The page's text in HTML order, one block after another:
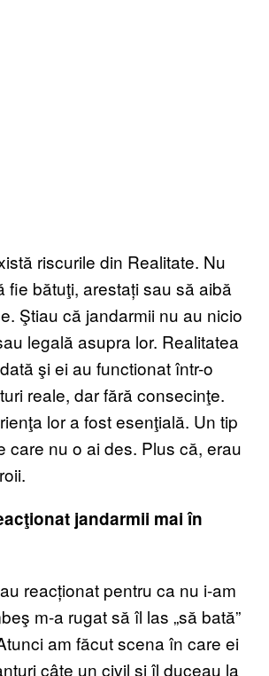
riscurile din Realitate. Nu
fie bătuţi, arestați sau să aibă
Ştiau că jandarmii nu au nicio
legală asupra lor. Realitatea
şi ei au functionat într-o
reale, dar fără consecinţe.
lor a fost esenţială. Un tip
care nu o ai des. Plus că, erau
jandarmii mai în
reacționat pentru ca nu i-am
m-a rugat să îl las „să bată”
am făcut scena în care ei
câte un civil şi îl duceau la